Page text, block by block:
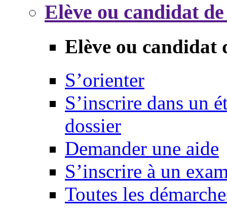
Elève ou candidat
Elève ou candidat
S’orienter
S’inscrire dans un
dossier
Demander une aide
S’inscrire à un
Toutes les